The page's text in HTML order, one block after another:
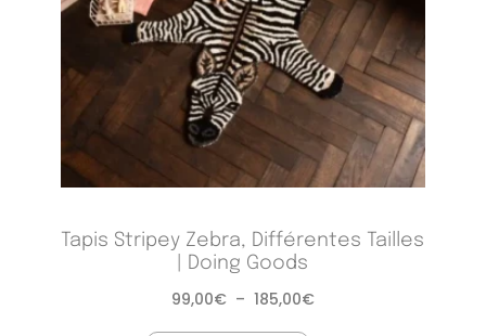
Tapis Stripey Zebra, Différentes Tailles
| Doing Goods
99,00€ – 185,00€